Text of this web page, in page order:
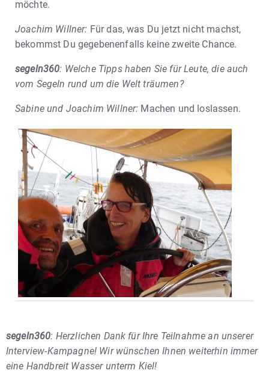
möchte.
Joachim Willner: Für das, was Du jetzt nicht machst,
bekommst Du gegebenenfalls keine zweite Chance.
segeln360: Welche Tipps haben Sie für Leute, die auch
vom Segeln rund um die Welt träumen?
Sabine und Joachim Willner: Machen und loslassen.
segeln360: Herzlichen Dank für Ihre Teilnahme an unserer
Interview-Kampagne! Wir wünschen Ihnen weiterhin immer
eine Handbreit Wasser unterm Kiel!